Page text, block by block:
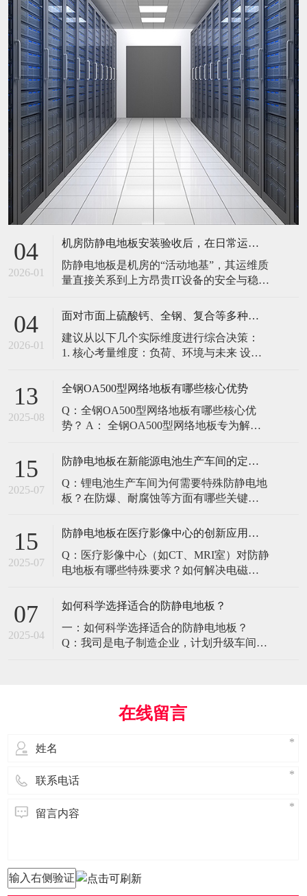
04
2026-01
机房防静电地板安装验收后，在日常运维中常常被忽视。请问，一套规范的、可操作的维护规程应包含哪些内容？有哪些“小问题”若不及时处理，会演变成“大故障”？
防静电地板是机房的“活动地基”，其运维质
量直接关系到上方昂贵IT设备的安全与稳
修，是保障其长期可靠的关键。 1. 建立分
由值班工程师执行）： 观： 巡检时观察地
面有无明显的水渍、油污或其它液体泼
04
2026-01
面对市面上硫酸钙、全钢、复合等多种类型的机房防静电地板，我们该如何科学选型？除了预算，更应该从哪些实际维度进行考量，以避免“过度配置”或“配置不足”？
建议从以下几个实际维度进行综合决策：
1. 核心考量维度：负荷、环境与未来 设备
您必须计算机房规划区域内最重设备的单
点载荷（通常指服务器机柜的支脚压
力）。 轻型机房（标准服务器/网络柜）：
单点载荷通常在1960N，主流的优质复合地
13
2025-08
全钢OA500型网络地板有哪些核心优势
Q：全钢OA500型网络地板有哪些核心优
势？ A： 全钢OA500型网络地板专为解决
以下核心优势： 高强度结构：采用优质冷
轧钢板拉伸焊接成型，表面磷化后静电喷
塑，防锈耐磨，承重性能优异。 便捷布
线：配套活动线槽板设计，可轻松掀起盖
15
2025-07
防静电地板在新能源电池生产车间的定制化解决方案
Q：锂电池生产车间为何需要特殊防静电地
板？在防爆、耐腐蚀等方面有哪些关键技
环境并存的特殊场景，需要全方位防护方
境要求 • 防爆等级：Ex IIB T4（ATEX认
证） • 静电泄放速度：<0.
15
2025-07
防静电地板在医疗影像中心的创新应用方案
Q：医疗影像中心（如CT、MRI室）对防静
电地板有哪些特殊要求？如何解决电磁干
环境特殊性对防静电地板提出了前所未有
疗影像环境的特殊需求 电磁兼容性要求 •
MRI室需完全无磁：磁化率<0.001（
07
2025-04
如何科学选择适合的防静电地板？
一：如何科学选择适合的防静电地板？
Q：我司是电子制造企业，计划升级车间地
用场景、技术指标及长期维护成本综合考
量。作为深耕行业多年的广东立品地板科
在线留言